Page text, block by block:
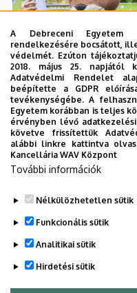
A Debreceni Egyetem
rendelkezésére bocsátott,
védelmét. Ezúton
2018. május 25. napjától
Adatvédelmi Rendelet
beépítette a GDPR
tevékenységébe. A
Egyetem korábban is teljes
érvényben lévő
követve frissítettük
alábbi linkre kattintva
Kancellária WAV Központ
További információk
Nélkülözhetetlen sütik
Funkcionális sütik
Analitikai sütik
Hirdetési sütik